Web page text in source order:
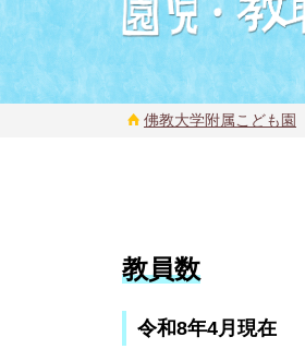
佛教大学附属こども園
教員数
令和8年4月現在